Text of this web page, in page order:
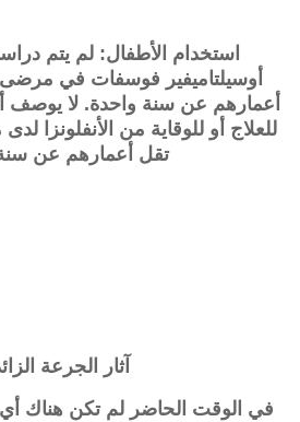
استخدام الأطفال: لم يتم
أوسيلتاميفير فوسفات في مرضى
أعمارهم عن سنة واحدة. لا يوصف
للعلاج أو للوقاية من الأنفلونزا
تقل أعمارهم عن
آثار الجرعة
في الوقت الحاضر لم تكن هناك